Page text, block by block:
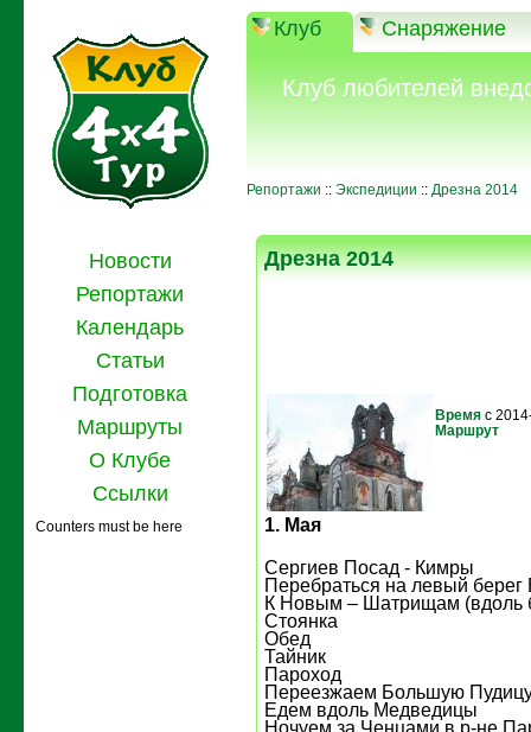
Клуб Снаряжение
Клуб любителей
Репортажи :: Экспедиции :: Дрезна 2014
Новости
Репортажи
Календарь
Статьи
Подготовка
Маршруты
О Клубе
Ссылки
Counters must be here
Дрезна 2014
Время с
Маршрут
1. Мая
Сергиев Посад - Кимры
Перебраться на левый берег
К Новым – Шатрищам (вдоль
Стоянка
Обед
Тайник
Пароход
Переезжаем Большую
Едем вдоль Медведицы
Ночуем за Ченцами в р-не